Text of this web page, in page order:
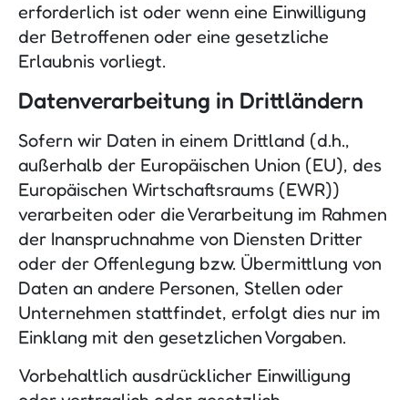
erforderlich ist oder wenn eine Einwilligung
der Betroffenen oder eine gesetzliche
Erlaubnis vorliegt.
Datenverarbeitung in Drittländern
Sofern wir Daten in einem Drittland (d.h.,
außerhalb der Europäischen Union (EU), des
Europäischen Wirtschaftsraums (EWR))
verarbeiten oder die Verarbeitung im Rahmen
der Inanspruchnahme von Diensten Dritter
oder der Offenlegung bzw. Übermittlung von
Daten an andere Personen, Stellen oder
Unternehmen stattfindet, erfolgt dies nur im
Einklang mit den gesetzlichen Vorgaben.
Vorbehaltlich ausdrücklicher Einwilligung